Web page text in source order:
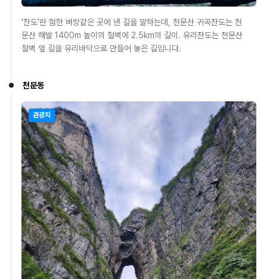
'잔도'란 험한 벼랑같은 곳에 낸 길을 말하는데, 천문산 귀곡잔도는 천
문산 해발 1400m 높이의 절벽에 2.5km의 길이. 유리잔도는 천문산
절벽 옆 길을 유리바닥으로 만들어 놓은 길입니다.
천문동
관광지